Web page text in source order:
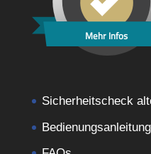
Mehr Infos
Sicherheitscheck